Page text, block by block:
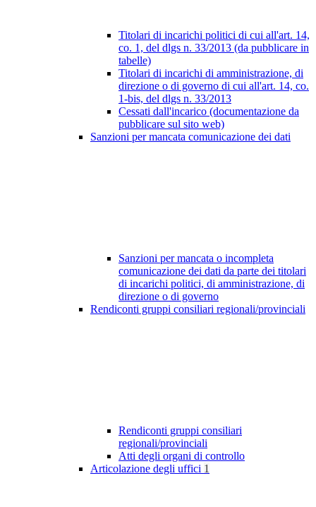
Titolari di incarichi politici di cui all'art. 14,
co. 1, del dlgs n. 33/2013 (da pubblicare in
tabelle)
Titolari di incarichi di amministrazione, di
direzione o di governo di cui all'art. 14, co.
1-bis, del dlgs n. 33/2013
Cessati dall'incarico (documentazione da
pubblicare sul sito web)
Sanzioni per mancata comunicazione dei dati
Sanzioni per mancata o incompleta
comunicazione dei dati da parte dei titolari
di incarichi politici, di amministrazione, di
direzione o di governo
Rendiconti gruppi consiliari regionali/provinciali
Rendiconti gruppi consiliari
regionali/provinciali
Atti degli organi di controllo
Articolazione degli uffici 1